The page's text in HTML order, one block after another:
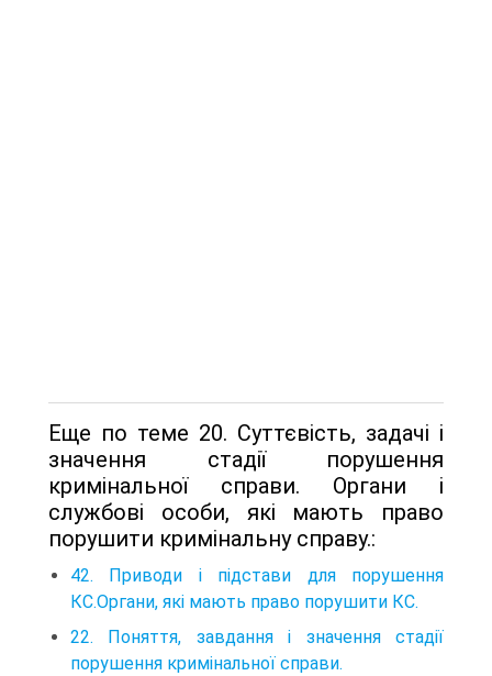
Еще по теме 20. Суттєвість, задачі і
значення стадії порушення
кримінальної справи. Органи і
службові особи, які мають право
порушити кримінальну справу.:
42. Приводи і підстави для порушення
КС.Органи, які мають право порушити КС.
22. Поняття, завдання і значення стадії
порушення кримінальної справи.